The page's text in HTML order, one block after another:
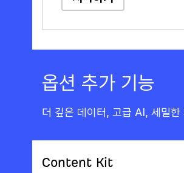
옵션 추가 기능
더 깊은 데이터, 고급 AI, 세밀
Content Kit